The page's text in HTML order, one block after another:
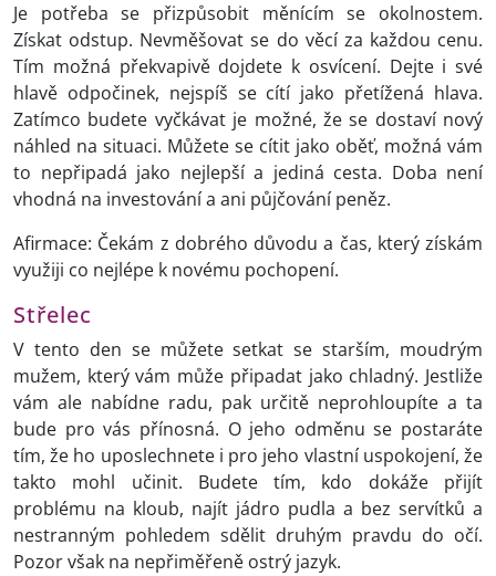
Je potřeba se přizpůsobit měnícím se okolnostem.
Získat odstup. Nevměšovat se do věcí za každou cenu.
Tím možná překvapivě dojdete k osvícení. Dejte i své
hlavě odpočinek, nejspíš se cítí jako přetížená hlava.
Zatímco budete vyčkávat je možné, že se dostaví nový
náhled na situaci. Můžete se cítit jako oběť, možná vám
to nepřipadá jako nejlepší a jediná cesta. Doba není
vhodná na investování a ani půjčování peněz.
Afirmace: Čekám z dobrého důvodu a čas, který získám
využiji co nejlépe k novému pochopení.
Střelec
V tento den se můžete setkat se starším, moudrým
mužem, který vám může připadat jako chladný. Jestliže
vám ale nabídne radu, pak určitě neprohloupíte a ta
bude pro vás přínosná. O jeho odměnu se postaráte
tím, že ho uposlechnete i pro jeho vlastní uspokojení, že
takto mohl učinit. Budete tím, kdo dokáže přijít
problému na kloub, najít jádro pudla a bez servítků a
nestranným pohledem sdělit druhým pravdu do očí.
Pozor však na nepřiměřeně ostrý jazyk.